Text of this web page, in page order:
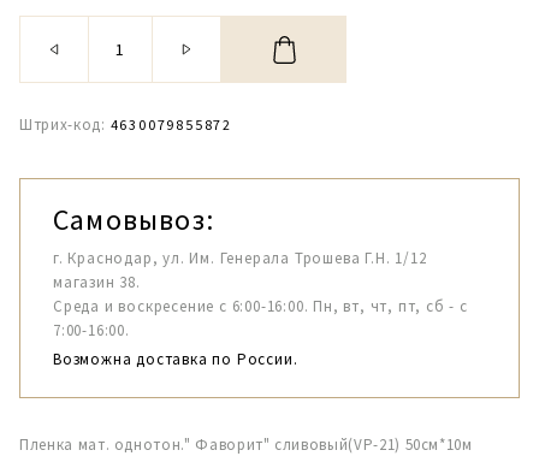
Штрих-код: 4630079855872
Самовывоз:
г. Краснодар, ул. Им. Генерала Трошева Г.Н. 1/12
магазин 38.
Среда и воскресение с 6:00-16:00. Пн, вт, чт, пт, сб - с
7:00-16:00.
Возможна доставка по России.
Пленка мат. однотон." Фаворит" сливовый(VP-21) 50см*10м